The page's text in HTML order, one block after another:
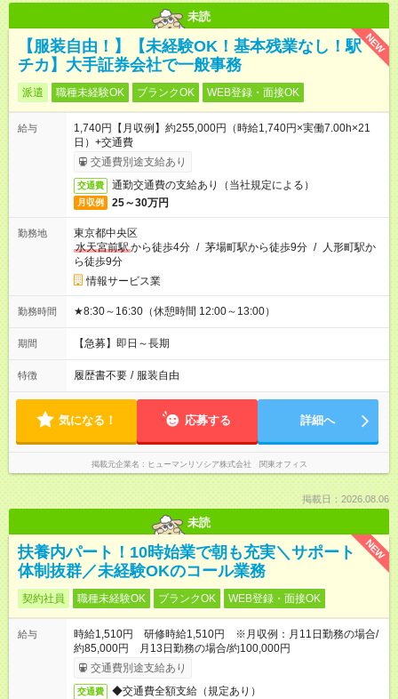
未読
NEW
【服装自由！】【未経験OK！基本残業なし！駅
チカ】大手証券会社で一般事務
派遣 職種未経験OK ブランクOK WEB登録・面接OK
給与
1,740円【月収例】約255,000円（時給1,740円×実働7.00h×21
日）+交通費
交通費別途支給あり
交通費 通勤交通費の支給あり（当社規定による）
月収例 25～30万円
勤務地
東京都中央区
水天宮前駅から徒歩4分 / 茅場町駅から徒歩9分 / 人形町駅か
ら徒歩9分
情報サービス業
勤務時間 ★8:30～16:30（休憩時間 12:00～13:00）
期間 【急募】即日～長期
特徴 履歴書不要 / 服装自由
気になる！ 応募する 詳細へ
掲載元企業名 ヒューマンリソシア株式会社 関東オフィス
掲載日：2026.08.06
未読
NEW
扶養内パート！10時始業で朝も充実＼サポート
体制抜群／未経験OKのコール業務
契約社員 職種未経験OK ブランクOK WEB登録・面接OK
給与
時給1,510円 研修時給1,510円 ※月収例：月11日勤務の場合/
約85,000円 月13日勤務の場合/約100,000円
交通費別途支給あり
交通費 ◆交通費全額支給（規定あり）